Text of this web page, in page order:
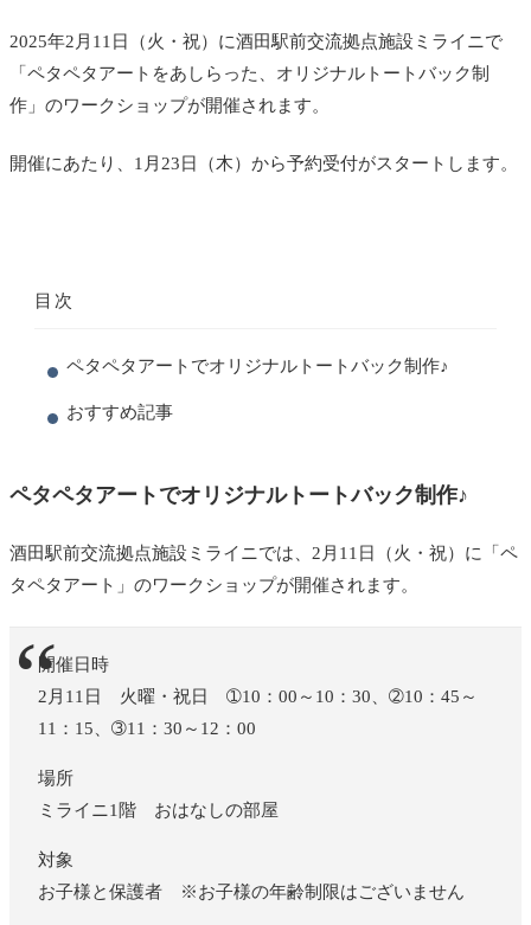
2025年2月11日（火・祝）に酒田駅前交流拠点施設ミライニで
「ペタペタアートをあしらった、オリジナルトートバック制
作」のワークショップが開催されます。
開催にあたり、1月23日（木）から予約受付がスタートします。
目次
ペタペタアートでオリジナルトートバック制作♪
おすすめ記事
ペタペタアートでオリジナルトートバック制作♪
酒田駅前交流拠点施設ミライニでは、2月11日（火・祝）に「ペ
タペタアート」のワークショップが開催されます。
開催日時
2月11日 火曜・祝日 ➀10：00～10：30、➁10：45～
11：15、➂11：30～12：00
場所
ミライニ1階 おはなしの部屋
対象
お子様と保護者 ※お子様の年齢制限はございません